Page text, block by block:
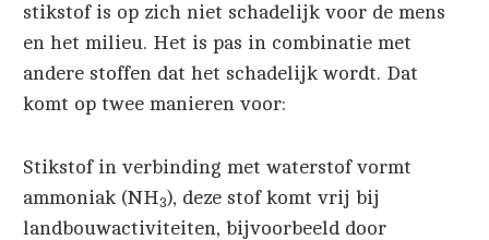
stikstof is op zich niet schadelijk voor de mens
en het milieu. Het is pas in combinatie met
andere stoffen dat het schadelijk wordt. Dat
komt op twee manieren voor:
Stikstof in verbinding met waterstof vormt
ammoniak (NH3), deze stof komt vrij bij
landbouwactiviteiten, bijvoorbeeld door